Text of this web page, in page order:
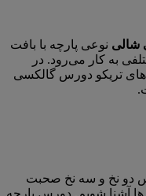
شالی نوعی پارچه با بافت
به کار می‌رود. در
های تریکو دورس گالکسی
دو نخ و سه نخ صحبت
آشنا شویم. دورس پارچه